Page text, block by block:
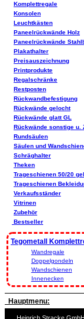
Komplettregale
Konsolen
Leuchtkästen
Paneelrückwände Holz
Paneelrückwände
Plakathalter
Preisauszeichnung
Printprodukte
Regalschränke
Restposten
Rückwandbefestigung
Rückwände gelocht
Rückwände glatt GL
Rückwände sonstige u.
Rundsäulen
Säulen und
Schräghalter
Theken
Trageschienen 50/20
Trageschienen
Verkaufsständer
Vitrinen
Zubehör
Bestseller
Tegometall
Wandregale
Doppelgondeln
Wandschienen
Innenecken
Hauptmenu: